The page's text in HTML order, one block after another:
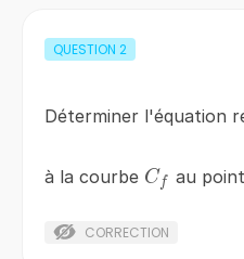
QUESTION 2
Déterminer l'équation
à la courbe C_{f}
Cf au
CORRECTION